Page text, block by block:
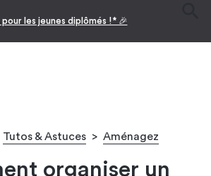
pour les jeunes diplômés !* 🎉
Tutos & Astuces > Aménagez
organiser un